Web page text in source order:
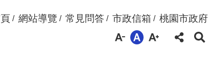
網站導覽 常見問答 市政信箱 桃園市政府